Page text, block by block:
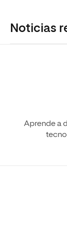
Noticias
Aprende a